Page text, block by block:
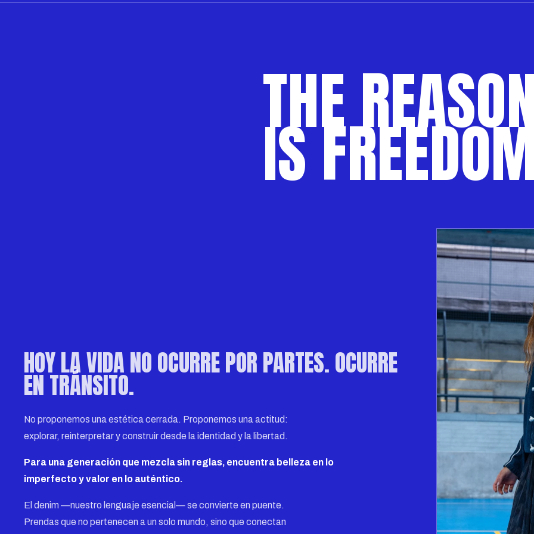
THE
IS
HOY LA VIDA NO OCURRE POR PARTES. OCURRE
EN TRÁNSITO.
No proponemos una estética cerrada. Proponemos una actitud:
explorar, reinterpretar y construir desde la identidad y la libertad.
Para una generación que mezcla sin reglas, encuentra belleza en lo
imperfecto y valor en lo auténtico.
El denim —nuestro lenguaje esencial— se convierte en puente.
Prendas que no pertenecen a un solo mundo, sino que conectan